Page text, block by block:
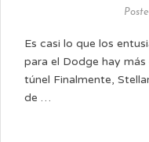
Es casi lo que los
para el Dodge hay
túnel Finalmente,
de …